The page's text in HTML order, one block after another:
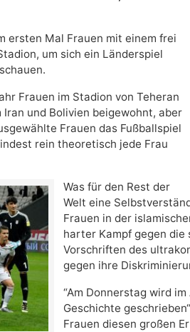
ersten Mal Frauen mit einem frei
um sich ein Länderspiel
Frauen im Stadion von Teheran
und Bolivien beigewohnt, aber
Frauen das Fußballspiel
rein theoretisch jede Frau
Was für den Rest der
Welt eine
Frauen in der
harter Kampf gegen
Vorschriften des
gegen ihre
“Am Donnerstag wird
Geschichte
Frauen diesen großen